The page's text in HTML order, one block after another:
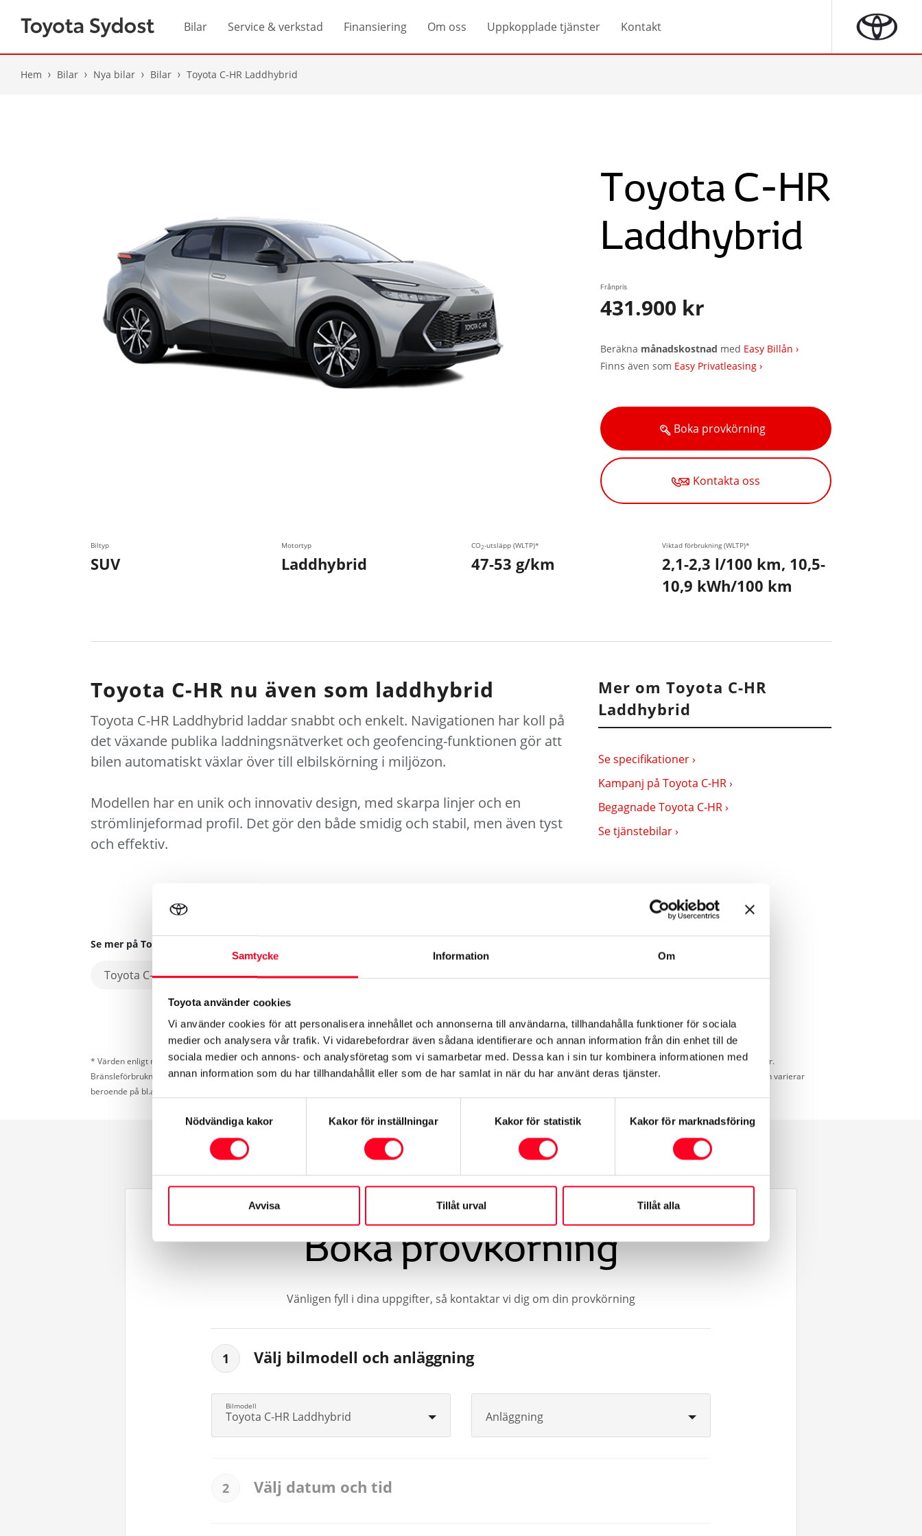
Samtycke Information Om
Toyota använder cookies
Vi använder cookies för att personalisera innehållet och annonserna till användarna, tillhandahålla funktioner för sociala
medier och analysera vår trafik. Vi vidarebefordrar även sådana identifierare och annan information från din enhet till de
sociala medier och annons- och analysföretag som vi samarbetar med. Dessa kan i sin tur kombinera informationen med
annan information som du har tillhandahållit eller som de har samlat in när du har använt deras tjänster.
Nödvändiga kakor
Kakor för inställningar Kakor för statistik Kakor för marknadsföring
Avvisa Tillåt urval Tillåt alla
Bilar Service & verkstad Finansiering Om oss Uppkopplade tjänster Kontakt
Hem Bilar Nya bilar Bilar Toyota C-HR Laddhybrid
Toyota C-HR
Laddhybrid
Frånpris
431.900 kr
Beräkna månadskostnad med Easy Billån ›
Finns även som Easy Privatleasing ›
Boka provkörning
Kontakta oss
Biltyp
SUV
Motortyp
Laddhybrid
CO2-utsläpp (WLTP)*
47-53 g/km
Viktad förbrukning (WLTP)*
2,1-2,3 l/100 km, 10,5-
10,9 kWh/100 km
Toyota C-HR nu även som laddhybrid
Toyota C-HR Laddhybrid laddar snabbt och enkelt. Navigationen har koll på
det växande publika laddningsnätverket och geofencing-funktionen gör att
bilen automatiskt växlar över till elbilskörning i miljözon.
Modellen har en unik och innovativ design, med skarpa linjer och en
strömlinjeformad profil. Det gör den både smidig och stabil, men även tyst
och effektiv.
Mer om Toyota C-HR
Laddhybrid
Se specifikationer ›
Kampanj på Toyota C-HR ›
Begagnade Toyota C-HR ›
Se tjänstebilar ›
Se mer på Toyota.se
Toyota C-HR Laddhybrid
* Värden enligt nya testcykeln WLTP som gäller för förbrukning och koldioxid (CO 2) vid blandad körning. Denna deklaration är främst avsedd för jämförelse mellan olika bilmodeller.
Bränsleförbrukning och koldioxid (CO2) kan bli högre eller lägre beroende på bl.a. utrustning, körsätt och körförhållanden. Faktisk räckvidd som uppnås under verkliga förhållanden varierar
beroende på bl.a. temperatur, last- och dragvikt.
Boka provkörning
Vänligen fyll i dina uppgifter, så kontaktar vi dig om din provkörning
1 Välj bilmodell och anläggning
Toyota C-HR Laddhybrid Anläggning
2 Välj datum och tid